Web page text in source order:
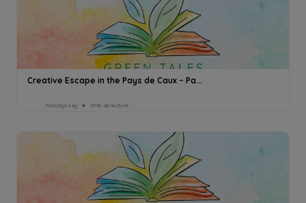
Creative Escape in the Pays de Caux – Pa...
Panodyssey 3min de lecture